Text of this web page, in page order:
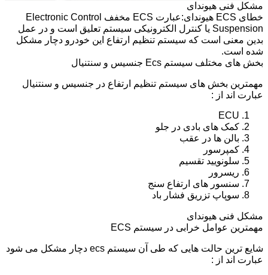
مشکل فنی هیوندای
خطای ECS هیوندای:عبارت ECS مخفف Electronic Control
Suspension یا کنترل الکترونیکی سیستم تعلیق است و در عمل
بدین معنی است که سیستم تنظیم ارتفاع این خودرو دچار مشکل
شده است.
بخش های مختلف سیستم Ecs جنسیس و سنتنیال
مهمترین بخش های سیستم تنظیم ارتفاع در جنسیس و سنتنیال
عبارت اند از :
ECU
کمک های بادی در جلو
بالن ها در عقب
کمپرسور
سلونویید تقسیم
ریسرور
سنسور های ارتفاع سنج
سوپاپ تزریق فشار باد
مشکل فنی هیوندای
مهمترین عوامل خرابی در سیستم ECS
شایع ترین حالت هایی که طی آن سیستم ecs دچار مشکل می شود
عبارت اند از :